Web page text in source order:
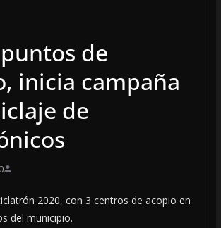
de
inicia campaña
de
2020, con 3 centros de acopio en
del municipio.